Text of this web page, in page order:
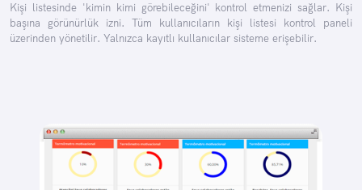
Kişi listesinde 'kimin kimi görebileceğini' kontrol etmenizi sağlar. Kişi
başına görünürlük izni. Tüm kullanıcıların kişi listesi kontrol paneli
üzerinden yönetilir. Yalnızca kayıtlı kullanıcılar sisteme erişebilir.